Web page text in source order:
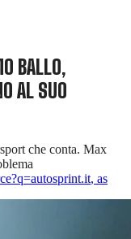
BALLO,
AL SUO
che conta. Max
, as